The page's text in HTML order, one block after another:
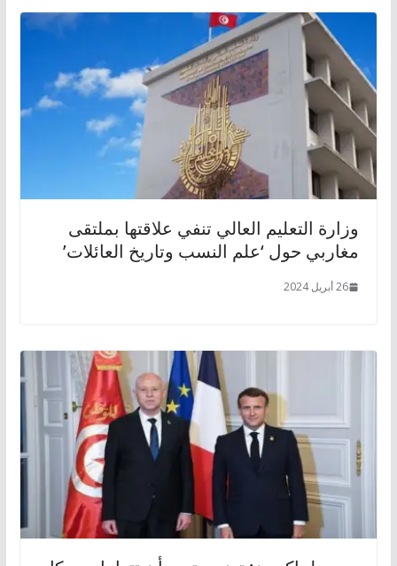
وزارة التعليم العالي تنفي علاقتها بملتقى
مغاربي حول ‘علم النسب وتاريخ العائلات’
26 أبريل 2024